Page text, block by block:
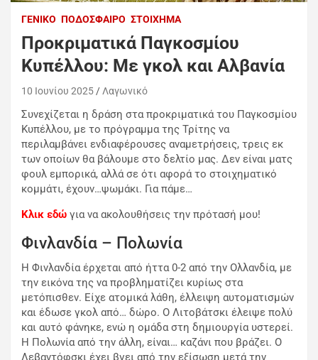
ΓΕΝΙΚΌ ΠΟΔΌΣΦΑΙΡΟ ΣΤΟΊΧΗΜΑ
Προκριματικά Παγκοσμίου
Κυπέλλου: Με γκολ και Αλβανία
10 Ιουνίου 2025 Λαγωνικό
Συνεχίζεται η δράση στα προκριματικά του Παγκοσμίου
Κυπέλλου, με το πρόγραμμα της Τρίτης να
περιλαμβάνει ενδιαφέρουσες αναμετρήσεις, τρεις εκ
των οποίων θα βάλουμε στο δελτίο μας. Δεν είναι ματς
φουλ εμπορικά, αλλά σε ότι αφορά το στοιχηματικό
κομμάτι, έχουν…ψωμάκι. Για πάμε…
Κλικ εδώ για να ακολουθήσεις την πρότασή μου!
Φινλανδία – Πολωνία
Η Φινλανδία έρχεται από ήττα 0-2 από την Ολλανδία, με
την εικόνα της να προβληματίζει κυρίως στα
μετόπισθεν. Είχε ατομικά λάθη, έλλειψη αυτοματισμών
και έδωσε γκολ από… δώρο. Ο Λιτοβάτσκι έλειψε πολύ
και αυτό φάνηκε, ενώ η ομάδα στη δημιουργία υστερεί.
Η Πολωνία από την άλλη, είναι… καζάνι που βράζει. Ο
Λεβαντόφσκι έχει βγει από την εξίσωση μετά την